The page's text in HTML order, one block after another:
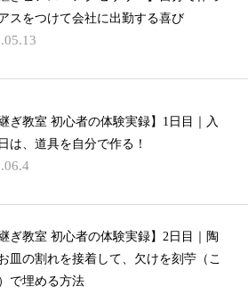
スをつけて会社に出勤する喜び
継ぎ教室 初心者の体験実録】1日目｜入
は、道具を自分で作る！
継ぎ教室 初心者の体験実録】2日目｜陶
皿の割れを接着して、欠けを刻苧（こ
で埋める方法